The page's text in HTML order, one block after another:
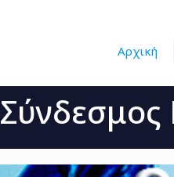
Αρχική